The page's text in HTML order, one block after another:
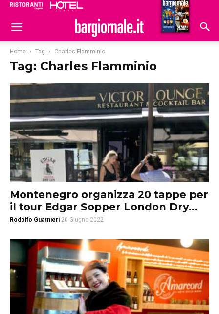
Hoteldomani
Home Tag Charles Flamminio
Tag: Charles Flamminio
Montenegro organizza 20 tappe per
il tour Edgar Sopper London Dry...
Rodolfo Guarnieri 20 Giugno 2022